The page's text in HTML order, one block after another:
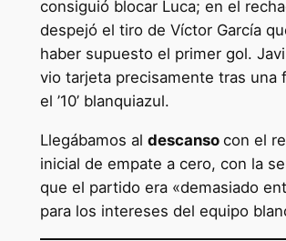
consiguió blocar Luca; en el
despejó el tiro de Víctor García
haber supuesto el primer gol.
vio tarjeta precisamente tras una
el ’10’ blanquiazul.
Llegábamos al descanso con el
inicial de empate a cero, con la
que el partido era «demasiado
para los intereses del equipo